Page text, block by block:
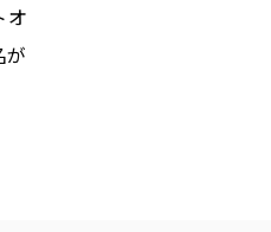
オ
が